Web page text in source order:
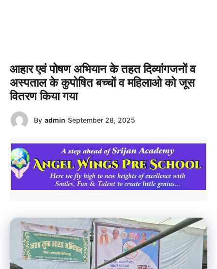
आहार एवं पोषण अभियान के तहत दिव्यांगजनों व
अस्पताल के कुपोषित बच्चों व महिलाओ को जूस
वितरण किया गया
By admin September 28, 2025